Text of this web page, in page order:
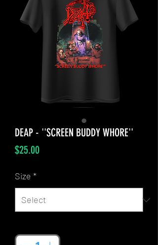
DEAP - ''SCREEN BUDDY WHORE''
$25.00Price
Size *